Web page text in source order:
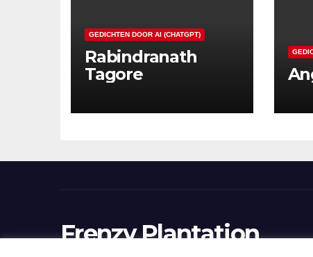
GEDICHTEN DOOR AI (CHATGPT)
Rabindranath
Tagore
Frenzy Plantation